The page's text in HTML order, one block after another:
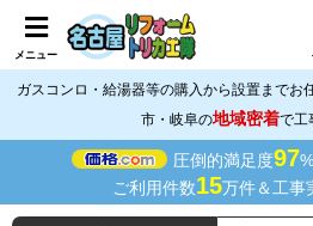
メニュー
ガスコンロ・給湯器等の購入から設置までお
市・岐阜の地域密着で工
圧倒的満足度97
ご利用件数15万件＆工事